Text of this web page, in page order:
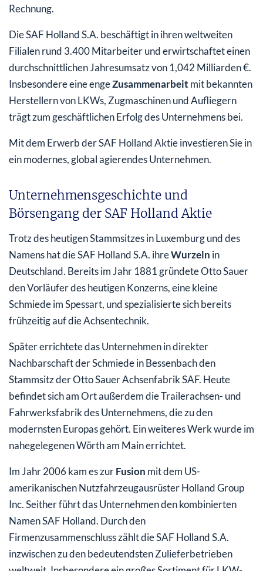
Rechnung.
Die SAF Holland S.A. beschäftigt in ihren weltweiten
Filialen rund 3.400 Mitarbeiter und erwirtschaftet einen
durchschnittlichen Jahresumsatz von 1,042 Milliarden €.
Insbesondere eine engeZusammenarbeit mit bekannten
Herstellern von LKWs, Zugmaschinen und Aufliegern
trägt zum geschäftlichen Erfolg des Unternehmens bei.
Mit dem Erwerb der SAF Holland Aktie investieren Sie in
ein modernes, global agierendes Unternehmen.
Unternehmensgeschichte und
Börsengang der SAF Holland Aktie
Trotz des heutigen Stammsitzes in Luxemburg und des
Namens hat die SAF Holland S.A. ihreWurzeln in
Deutschland. Bereits im Jahr 1881 gründete Otto Sauer
den Vorläufer des heutigen Konzerns, eine kleine
Schmiede im Spessart, und spezialisierte sich bereits
frühzeitig auf die Achsentechnik.
Später errichtete das Unternehmen in direkter
Nachbarschaft der Schmiede in Bessenbach den
Stammsitz der Otto Sauer Achsenfabrik SAF. Heute
befindet sich am Ort außerdem die Trailerachsen- und
Fahrwerksfabrik des Unternehmens, die zu den
modernsten Europas gehört. Ein weiteres Werk wurde im
nahegelegenen Wörth am Main errichtet.
Im Jahr 2006 kam es zurFusion mit dem US-
amerikanischen Nutzfahrzeugausrüster Holland Group
Inc. Seither führt das Unternehmen den kombinierten
Namen SAF Holland. Durch den
Firmenzusammenschluss zählt die SAF Holland S.A.
inzwischen zu den bedeutendsten Zulieferbetrieben